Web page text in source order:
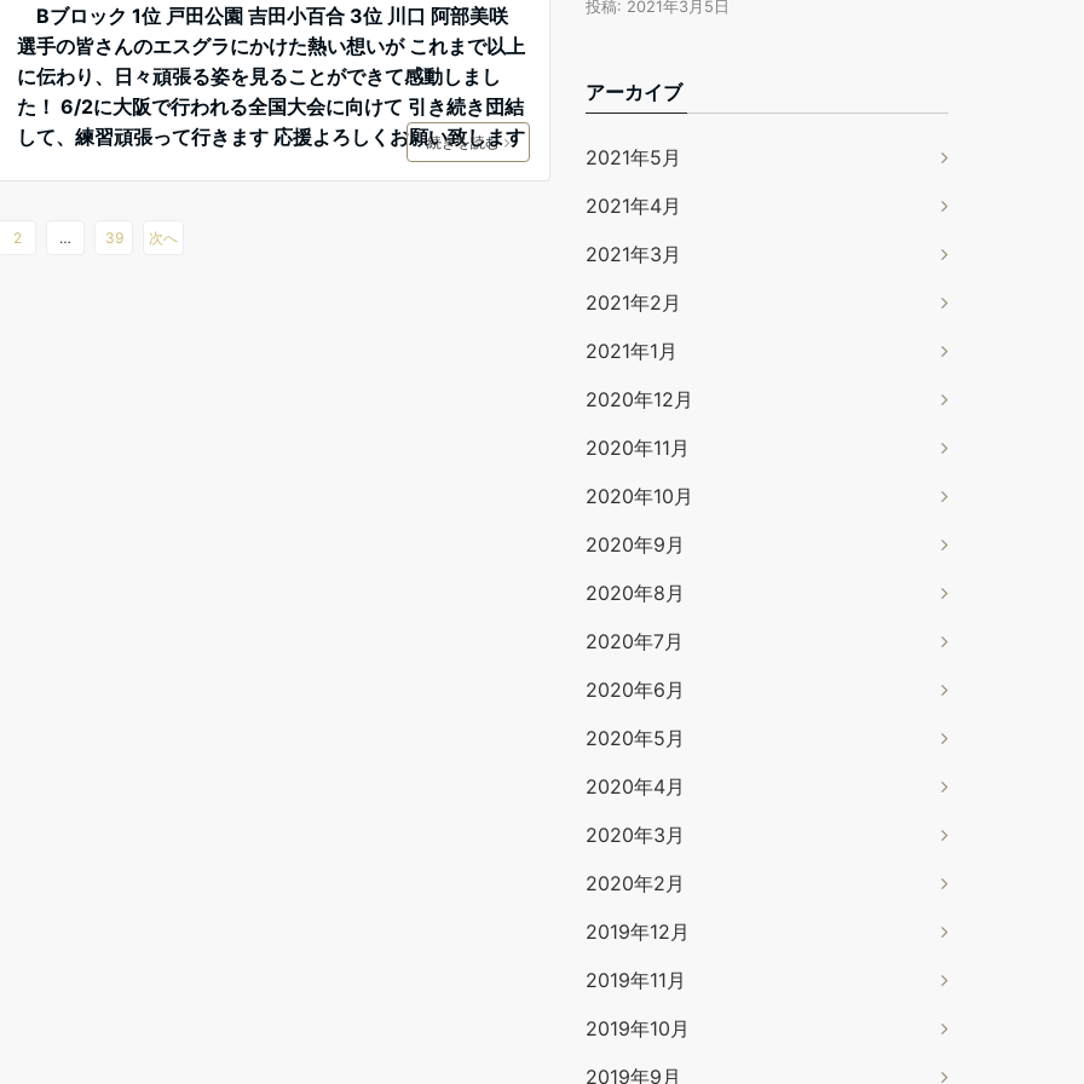
Bブロック 1位 戸田公園 吉田小百合 3位 川口 阿部美咲
選手の皆さんのエスグラにかけた熱い想いが これまで以上
に伝わり、日々頑張る姿を見ることができて感動しまし
た！ 6/2に大阪で行われる全国大会に向けて 引き続き団結
して、練習頑張って行きます 応援よろしくお願い致します
続きを読む
2 … 39 次へ
投稿: 2021年3月5日
アーカイブ
2021年5月
2021年4月
2021年3月
2021年2月
2021年1月
2020年12月
2020年11月
2020年10月
2020年9月
2020年8月
2020年7月
2020年6月
2020年5月
2020年4月
2020年3月
2020年2月
2019年12月
2019年11月
2019年10月
2019年9月